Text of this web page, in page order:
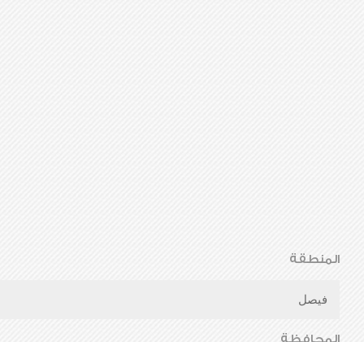
المنطقة
فيصل
المحافظة